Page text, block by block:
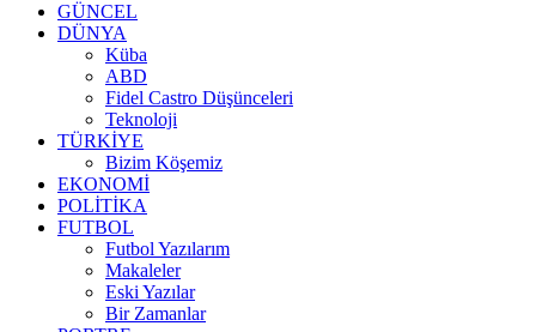
GÜNCEL
DÜNYA
Küba
ABD
Fidel Castro Düşünceleri
Teknoloji
TÜRKİYE
Bizim Köşemiz
EKONOMİ
POLİTİKA
FUTBOL
Futbol Yazılarım
Makaleler
Eski Yazılar
Bir Zamanlar